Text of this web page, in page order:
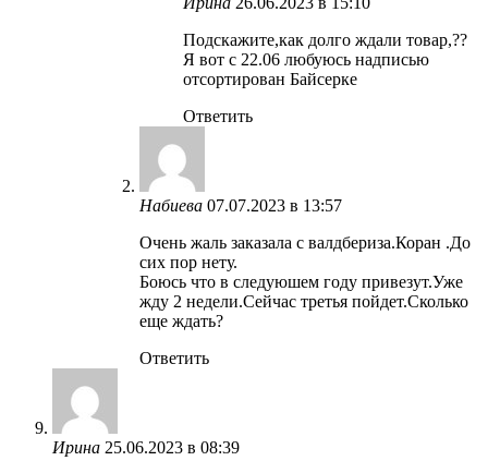
Подскажите,как долго ждали товар,??
Я вот с 22.06 любуюсь надписью
отсортирован Байсерке
Ответить
Набиева 07.07.2023 в 13:57
Очень жаль заказала с валдбериза.Коран .До
сих пор нету.
Боюсь что в следуюшем году привезут.Уже
жду 2 недели.Сейчас третья пойдет.Сколько
еще ждать?
Ответить
Ирина 25.06.2023 в 08:39